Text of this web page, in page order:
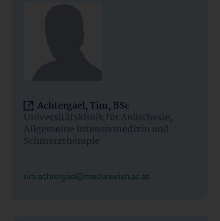
Achtergael, Tim, BSc
Universitätsklinik für Anästhesie,
Allgemeine Intensivmedizin und
Schmerztherapie
tim.achtergael@meduniwien.ac.at